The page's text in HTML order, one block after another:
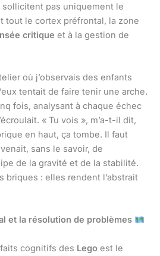
pas uniquement le
tout le cortex préfrontal, la zone
critique et à la gestion de
où j’observais des enfants
tentait de faire tenir une arche.
fois, analysant à chaque échec
« Tu vois », m’a-t-il dit,
en haut, ça tombe. Il faut
sans le savoir, de
de la gravité et de la stabilité.
briques : elles rendent l’abstrait
et la résolution de problèmes
cognitifs des Lego est le